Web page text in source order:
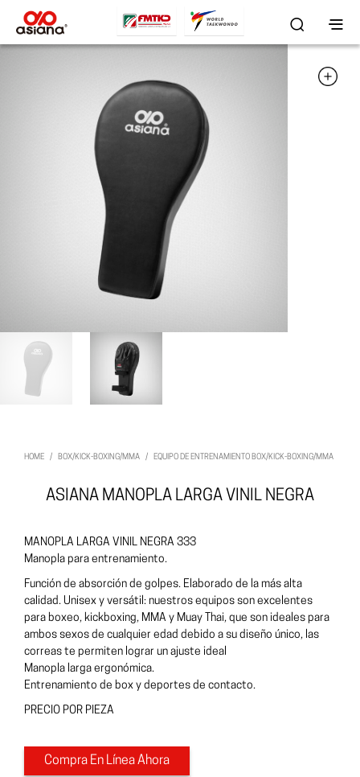
HOME / BOX/KICK-BOXING/MMA / EQUIPO DE ENTRENAMIENTO BOX/KICK-BOXING/MMA
ASIANA MANOPLA LARGA VINIL NEGRA
MANOPLA LARGA VINIL NEGRA 333
Manopla para entrenamiento.
Función de absorción de golpes. Elaborado de la más alta
calidad. Unisex y versátil: nuestros equipos son excelentes
para boxeo, kickboxing, MMA y Muay Thai, que son ideales para
ambos sexos de cualquier edad debido a su diseño único, las
correas te permiten lograr un ajuste ideal
Manopla larga ergonómica.
Entrenamiento de box y deportes de contacto.
PRECIO POR PIEZA
Compra En Línea Ahora